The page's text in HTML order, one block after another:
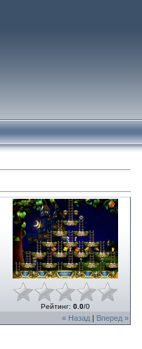
Рейтинг: 0.0/0
« Назад Вперед »